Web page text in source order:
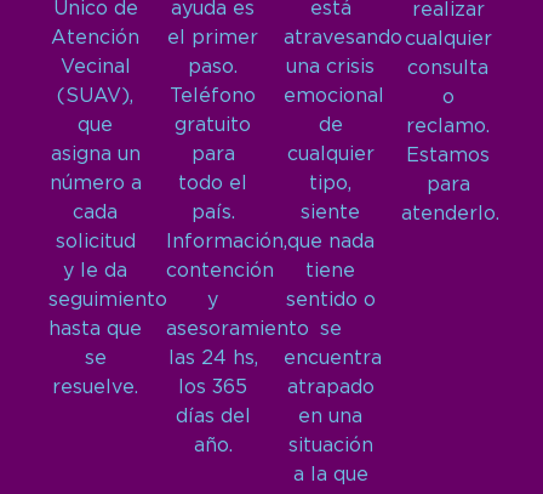
Único de
Atención
Vecinal
(SUAV),
que
asigna un
número a
cada
solicitud
y le da
seguimiento
hasta que
se
resuelve.
ayuda es
el primer
paso.
Teléfono
gratuito
para
todo el
país.
Información,
contención
y
asesoramiento
las 24 hs,
los 365
días del
año.
está
atravesando
una crisis
emocional
de
cualquier
tipo,
siente
que nada
tiene
sentido o
se
encuentra
atrapado
en una
situación
a la que
realizar
cualquier
consulta
o
reclamo.
Estamos
para
atenderlo.